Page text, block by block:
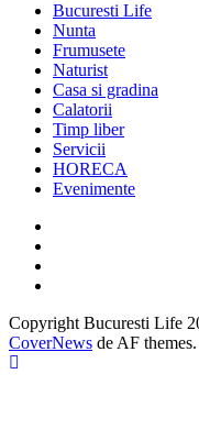
Bucuresti Life
Nunta
Frumusete
Naturist
Casa si gradina
Calatorii
Timp liber
Servicii
HORECA
Evenimente
Copyright Bucuresti Life
CoverNews de AF themes.